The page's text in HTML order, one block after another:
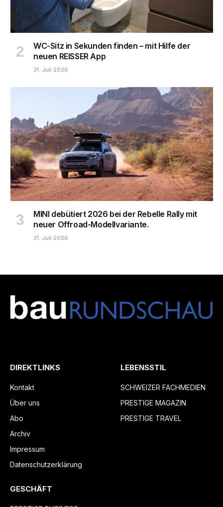
WC-Sitz in Sekunden finden – mit Hilfe der
neuen REISSER App
31. Juli 2026
MINI debütiert 2026 bei der Rebelle Rally mit
neuer Offroad-Modellvariante.
31. Juli 2026
DIREKTLINKS
Kontakt
Über uns
Abo
Archiv
Impressum
Datenschutzerklärung
LEBENSSTIL
SCHWEIZER FACHMEDIEN
PRESTIGE MAGAZIN
PRESTIGE TRAVEL
GESCHÄFT